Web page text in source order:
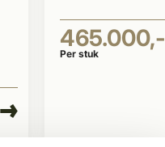
465.000,-
Per stuk